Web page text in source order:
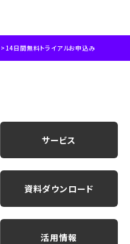
> 14日間無料トライアルお申込み
サービス
資料ダウンロード
活用情報